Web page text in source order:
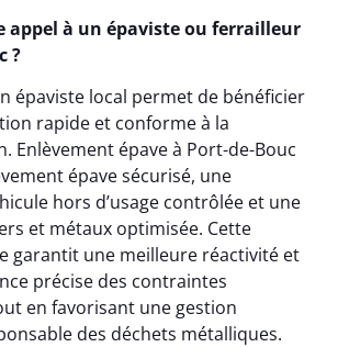
appel à un épaviste ou ferrailleur
?
épaviste local permet de bénéficier
rapide et conforme à la
Enlèvement épave à Port-de-Bouc
épave sécurisé, une
hors d’usage contrôlée et une
et métaux optimisée. Cette
garantit une meilleure réactivité et
précise des contraintes
en favorisant une gestion
des déchets métalliques.